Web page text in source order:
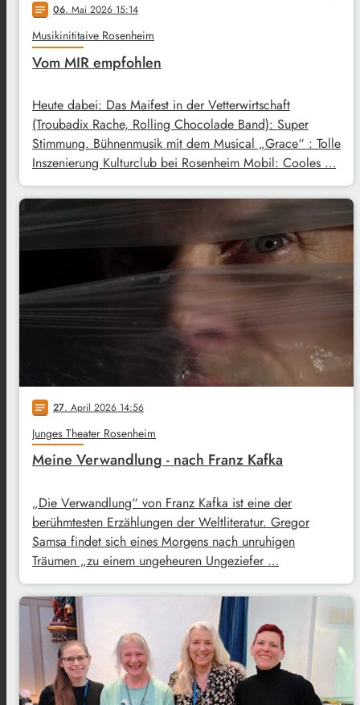
notes 06. Mai 2026 15:14
Musikinititaive Rosenheim
Vom MIR empfohlen
Heute dabei: Das Maifest in der Vetterwirtschaft
(Troubadix Rache, Rolling Chocolade Band): Super
Stimmung. Bühnenmusik mit dem Musical „Grace“ : Tolle
Inszenierung Kulturclub bei Rosenheim Mobil: Cooles …
notes 27. April 2026 14:56
Junges Theater Rosenheim
Meine Verwandlung - nach Franz Kafka
„Die Verwandlung“ von Franz Kafka ist eine der
berühmtesten Erzählungen der Weltliteratur. Gregor
Samsa findet sich eines Morgens nach unruhigen
Träumen „zu einem ungeheuren Ungeziefer …